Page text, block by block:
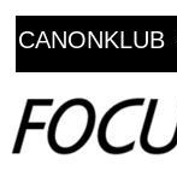
CANONKLUB